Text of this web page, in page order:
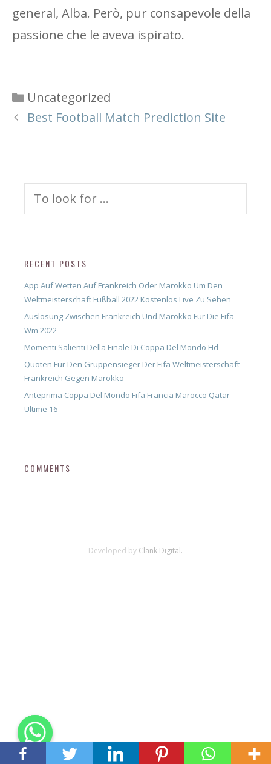
general, Alba. Però, pur consapevole della
passione che le aveva ispirato.
Categories
Uncategorized
Best Football Match Prediction Site
RECENT POSTS
App Auf Wetten Auf Frankreich Oder Marokko Um Den
Weltmeisterschaft Fußball 2022 Kostenlos Live Zu Sehen
Auslosung Zwischen Frankreich Und Marokko Für Die Fifa
Wm 2022
Momenti Salienti Della Finale Di Coppa Del Mondo Hd
Quoten Für Den Gruppensieger Der Fifa Weltmeisterschaft –
Frankreich Gegen Marokko
Anteprima Coppa Del Mondo Fifa Francia Marocco Qatar
Ultime 16
COMMENTS
Developed by Clank Digital.